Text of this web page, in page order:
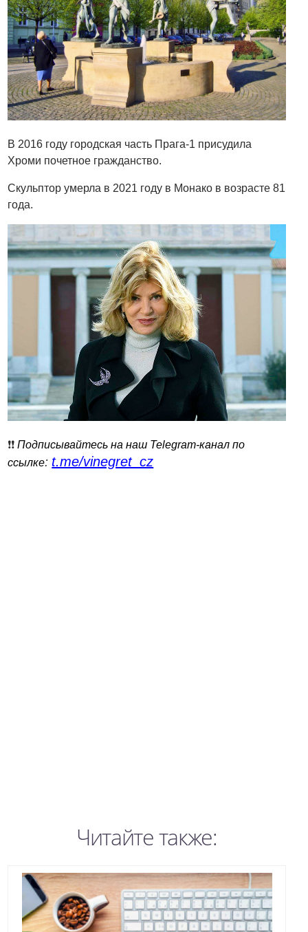
В 2016 году городская часть Прага-1 присудила
Хроми почетное гражданство.
Скульптор умерла в 2021 году в Монако в возрасте 81
года.
❗️❗️Подписывайтесь на наш Telegram-канал по
ссылке: t.me/vinegret_cz
Читайте также: